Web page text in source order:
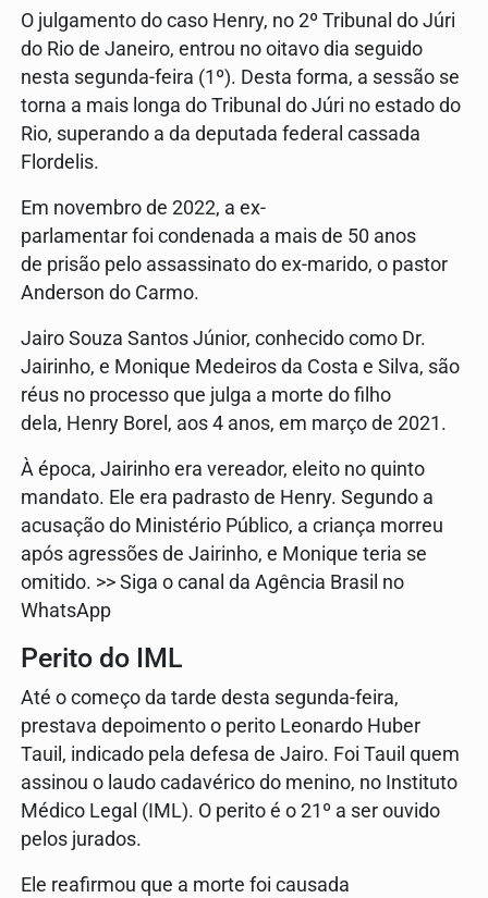
O julgamento do caso Henry, no 2º Tribunal do Júri
do Rio de Janeiro, entrou no oitavo dia seguido
nesta segunda-feira (1º). Desta forma, a sessão se
torna a mais longa do Tribunal do Júri no estado do
Rio, superando a da deputada federal cassada
Flordelis.
Em novembro de 2022, a ex-
parlamentar foi condenada a mais de 50 anos
de prisão pelo assassinato do ex-marido, o pastor
Anderson do Carmo.
Jairo Souza Santos Júnior, conhecido como Dr.
Jairinho, e Monique Medeiros da Costa e Silva, são
réus no processo que julga a morte do filho
dela, Henry Borel, aos 4 anos, em março de 2021.
À época, Jairinho era vereador, eleito no quinto
mandato. Ele era padrasto de Henry. Segundo a
acusação do Ministério Público, a criança morreu
após agressões de Jairinho, e Monique teria se
omitido. >> Siga o canal da Agência Brasil no
WhatsApp
Perito do IML
Até o começo da tarde desta segunda-feira,
prestava depoimento o perito Leonardo Huber
Tauil, indicado pela defesa de Jairo. Foi Tauil quem
assinou o laudo cadavérico do menino, no Instituto
Médico Legal (IML). O perito é o 21º a ser ouvido
pelos jurados.
Ele reafirmou que a morte foi causada